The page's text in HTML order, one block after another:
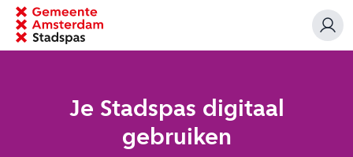
Je Stadspas digitaal
gebruiken